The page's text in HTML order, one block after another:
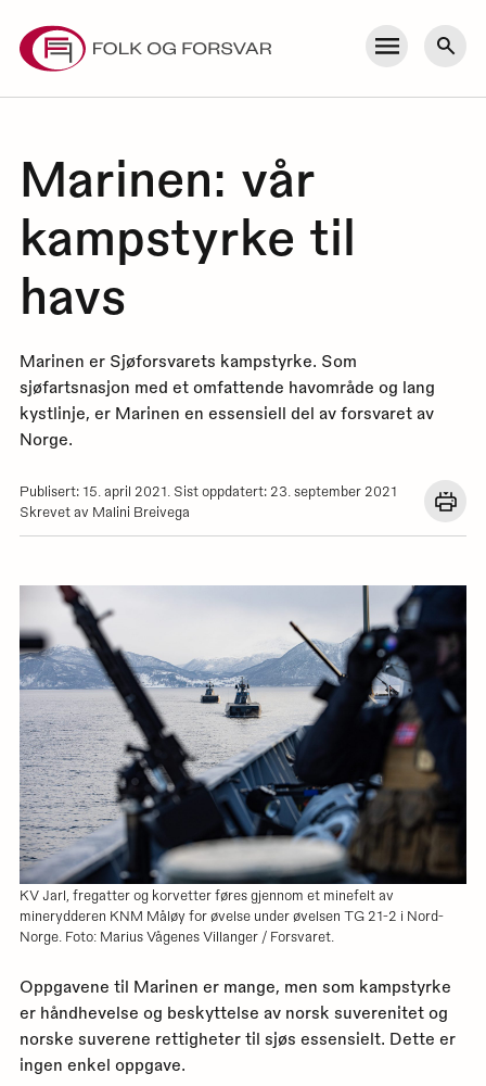
content
Meny Søk
Marinen: vår
kampstyrke til
havs
Marinen er Sjøforsvarets kampstyrke. Som
sjøfartsnasjon med et omfattende havområde og lang
kystlinje, er Marinen en essensiell del av forsvaret av
Norge.
Publisert: 15. april 2021. Sist oppdatert: 23. september 2021
Skrevet av Malini Breivega
Åpne
en
for
KV Jarl, fregatter og korvetter føres gjennom et minefelt av
minerydderen KNM Måløy for øvelse under øvelsen TG 21-2 i Nord-
Norge. Foto: Marius Vågenes Villanger / Forsvaret.
Oppgavene til Marinen er mange, men som kampstyrke
er håndhevelse og beskyttelse av norsk suverenitet og
norske suverene rettigheter til sjøs essensielt. Dette er
ingen enkel oppgave.